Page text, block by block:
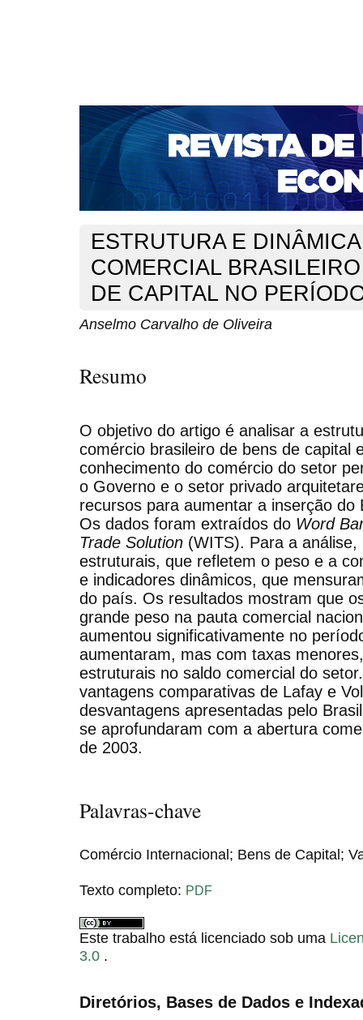
CAPA SOBRE ACESSO CADASTRO
NOTÍCIAS
PORTAL DE REVISTAS DA UNIFACS
BASES DE DADOS E INDEXADORES
Capa Ano XXI - V. 1 - N. 42 - Abril de 2019 > de Oliveira
ESTRUTURA E
COMERCIAL
DE CAPITAL NO
Anselmo Carvalho de Oliveira
Resumo
O objetivo do artigo é analisar a
comércio brasileiro de bens de capital
conhecimento do comércio do setor
o Governo e o setor privado
recursos para aumentar a inserção do
Os dados foram extraídos do Word
Trade Solution (WITS). Para a
estruturais, que refletem o peso e a
e indicadores dinâmicos, que
do país. Os resultados mostram que
grande peso na pauta comercial
aumentou significativamente no
aumentaram, mas com taxas
estruturais no saldo comercial do
vantagens comparativas de Lafay e
desvantagens apresentadas pelo
se aprofundaram com a abertura
de 2003.
Palavras-chave
Comércio Internacional; Bens de Capital;
Texto completo: PDF
Este trabalho está licenciado sob uma
3.0 .
Diretórios, Bases de Dados e